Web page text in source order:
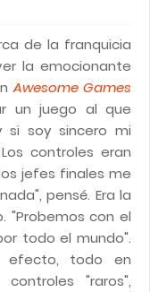
de la franquicia
la emocionante
Awesome Games
un juego al que
si soy sincero mi
controles eran
jefes finales me
pensé. Era la
"Probemos con el
todo el mundo".
efecto, todo en
"raros",